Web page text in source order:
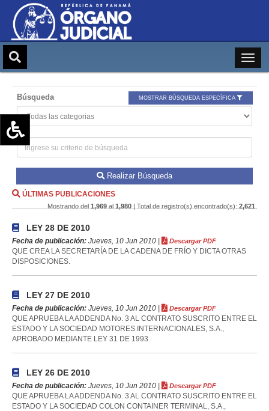
Aumentar texto (+)
Escala de Brillo
Búsqueda MOSTRAR BÚSQUEDA ESPECÍFICA
Realizar Búsqueda
ÚLTIMAS PUBLICACIONES
Mostrando del 1,969 al 1,980 | Total de registro(s) encontrado(s): 2,621
LEY 28 DE 2010
Fecha de publicación: Jueves, 10 Jun 2010 | Descargar PDF
QUE CREA LA SECRETARÍA DE LA CADENA DE FRÍO Y DICTA OTRAS
DISPOSICIONES.
LEY 27 DE 2010
Fecha de publicación: Jueves, 10 Jun 2010 | Descargar PDF
QUE APRUEBA LA ADDENDA No. 3 AL CONTRATO SUSCRITO ENTRE EL
ESTADO Y LA SOCIEDAD MOTORES INTERNACIONALES, S.A.,
APROBADO MEDIANTE LEY 31 DE 1993
LEY 26 DE 2010
Fecha de publicación: Jueves, 10 Jun 2010 | Descargar PDF
QUE APRUEBA LA ADDENDA No. 3 AL CONTRATO SUSCRITO ENTRE EL
ESTADO Y LA SOCIEDAD COLON CONTAINER TERMINAL, S.A.,